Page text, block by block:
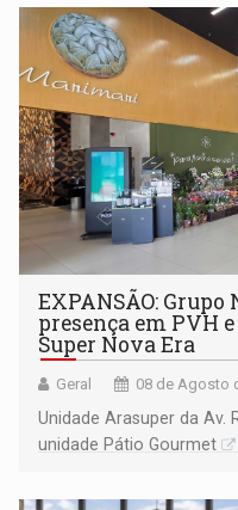
EXPANSÃO:
presença em PVH
Super Nova Era
Geral 08 de Agosto
Unidade Arasuper da Av.
unidade Pátio Gourmet